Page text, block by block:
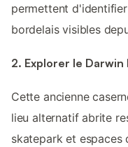
permettent
bordelais visibles
2. Explorer le Darwin
Cette ancienne
lieu alternatif abrite
skatepark et espaces